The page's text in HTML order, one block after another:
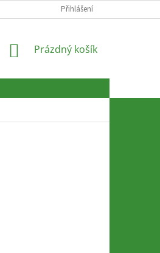
Přihlášení
NÁKUPNÍ
Prázdný košík